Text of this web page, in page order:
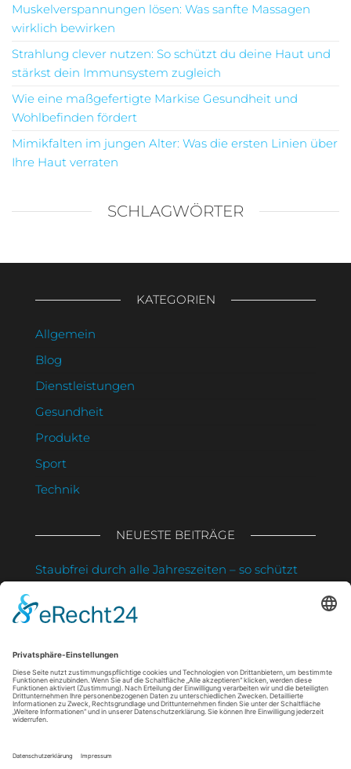
Muskelverspannungen lösen: Was sanfte Massagen
wirklich bewirken
Strahlung clever nutzen: So schützt du deine Haut und
stärkst dein Immunsystem zugleich
Wie eine maßgefertigte Markise Gesundheit und
Wohlbefinden fördert
Mimikfalten im jungen Alter: Was die ersten Linien über
Ihre Haut verraten
SCHLAGWÖRTER
KATEGORIEN
Allgemein
Blog
Dienstleistungen
Gesundheit
Produkte
Sport
Technik
NEUESTE BEITRÄGE
Staubfrei durch alle Jahreszeiten – so schützt
Muskelverspannungen lösen: Was sanfte
Strahlung clever nutzen: So schützt du deine
Haut und stärkst dein Immunsystem zugleich
Wie eine maßgefertigte Markise Gesundheit
und Wohlbefinden fördert